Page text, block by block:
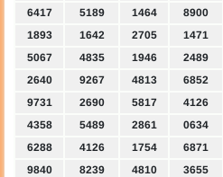
6417
5189 1464 8900
1893
1642 2705 1471
5067
4835 1946 2489
2640
9267 4813 6852
9731
2690 5817 4126
4358
5489 2861 0634
6288
4126 1754 6871
9840
8239 4810 3655